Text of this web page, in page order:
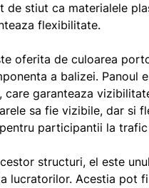
de stiut ca materialele
flexibilitate.
oferita de culoarea
a balizei. Panoul
garanteaza
sa fie vizibile, dar si
participantii la
structuri, el este
lucratorilor. Acestia pot